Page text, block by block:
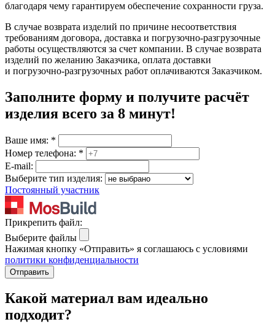
благодаря чему гарантируем обеспечение сохранности груза.
В случае возврата изделий по причине несоответствия
требованиям договора, доставка и погрузочно-разгрузочные
работы осуществляются за счет компании. В случае возврата
изделий по желанию Заказчика, оплата доставки
и погрузочно-разгрузочных работ оплачиваются Заказчиком.
Заполните форму и получите расчёт
изделия всего за 8 минут!
Ваше имя: *
Номер телефона: *
E-mail:
Выберите тип изделия:
Постоянный участник
Прикрепить файл:
Выберите файлы
Нажимая кнопку «Отправить» я соглашаюсь с условиями
политики конфиденциальности
Отправить
Какой материал вам идеально
подходит?